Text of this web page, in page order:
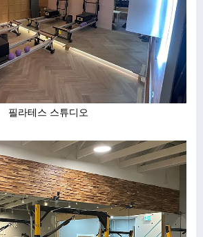
필라테스 스튜디오